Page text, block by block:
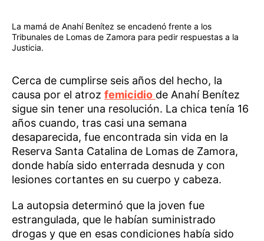
La mamá de Anahí Benítez se encadenó frente a los
Tribunales de Lomas de Zamora para pedir respuestas a la
Justicia.
Cerca de cumplirse seis años del hecho, la
causa por el atroz femicidio de Anahí Benítez
sigue sin tener una resolución. La chica tenía 16
años cuando, tras casi una semana
desaparecida, fue encontrada sin vida en la
Reserva Santa Catalina de Lomas de Zamora,
donde había sido enterrada desnuda y con
lesiones cortantes en su cuerpo y cabeza.
La autopsia determinó que la joven fue
estrangulada, que le habían suministrado
drogas y que en esas condiciones había sido